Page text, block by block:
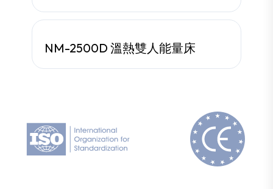
主打產品
NM-2500D 溫熱雙人能量床